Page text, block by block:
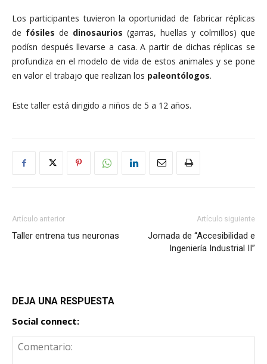
Los participantes tuvieron la oportunidad de fabricar réplicas
de fósiles de dinosaurios (garras, huellas y colmillos) que
podísn después llevarse a casa. A partir de dichas réplicas se
profundiza en el modelo de vida de estos animales y se pone
en valor el trabajo que realizan los paleontólogos.
Este taller está dirigido a niños de 5 a 12 años.
Artículo anterior
Taller entrena tus neuronas
Artículo siguiente
Jornada de “Accesibilidad e
Ingeniería Industrial II”
DEJA UNA RESPUESTA
Social connect: